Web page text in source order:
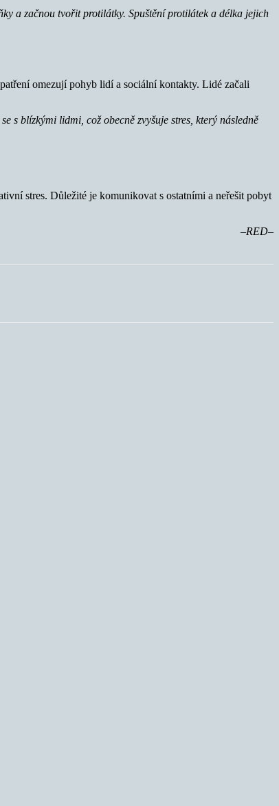
a začnou tvořit protilátky. Spuštění protilátek a délka jejich
omezují pohyb lidí a sociální kontakty. Lidé začali
s blízkými lidmi, což obecně zvyšuje stres, který následně
stres. Důležité je komunikovat s ostatními a neřešit pobyt
–RED–